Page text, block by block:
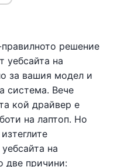
решение
уебсайта на
за вашия модел и
система. Вече
кой драйвер е
на лаптоп. Но
на
две причини: